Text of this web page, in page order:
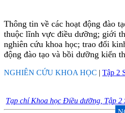
Thông tin về các hoạt động đào
thuộc lĩnh vực điều dưỡng; giới
nghiên cứu khoa học; trao đổi
động đào tạo và bồi dưỡng kiến
NGHIÊN CỨU KHOA HỌC | Tập 2
Tạp chí Khoa học Điều dưỡng, Tập 2